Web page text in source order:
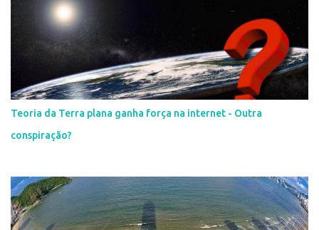
Teoria da Terra plana ganha força na internet - Outra
conspiração?